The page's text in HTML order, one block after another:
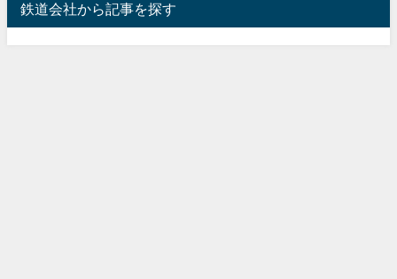
鉄道会社から記事を探す